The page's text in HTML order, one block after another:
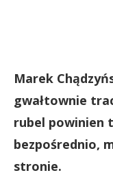
Marek
gwałtownie
rubel powinien
bezpośrednio,
stronie.